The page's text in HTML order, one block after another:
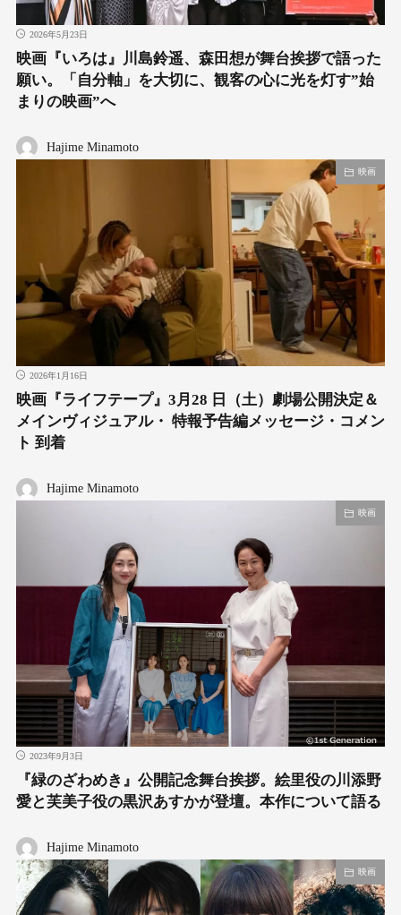
2026年5月23日
映画『いろは』川島鈴遥、森田想が舞台挨拶で語った
願い。「自分軸」を大切に、観客の心に光を灯す”始
まりの映画”へ
Hajime Minamoto
映画
2026年1月16日
映画『ライフテープ』3月28 日（土）劇場公開決定＆
メインヴィジュアル・ 特報予告編メッセージ・コメン
ト 到着
Hajime Minamoto
映画
2023年9月3日
『緑のざわめき』公開記念舞台挨拶。絵里役の川添野
愛と芙美子役の黒沢あすかが登壇。本作について語る
Hajime Minamoto
映画